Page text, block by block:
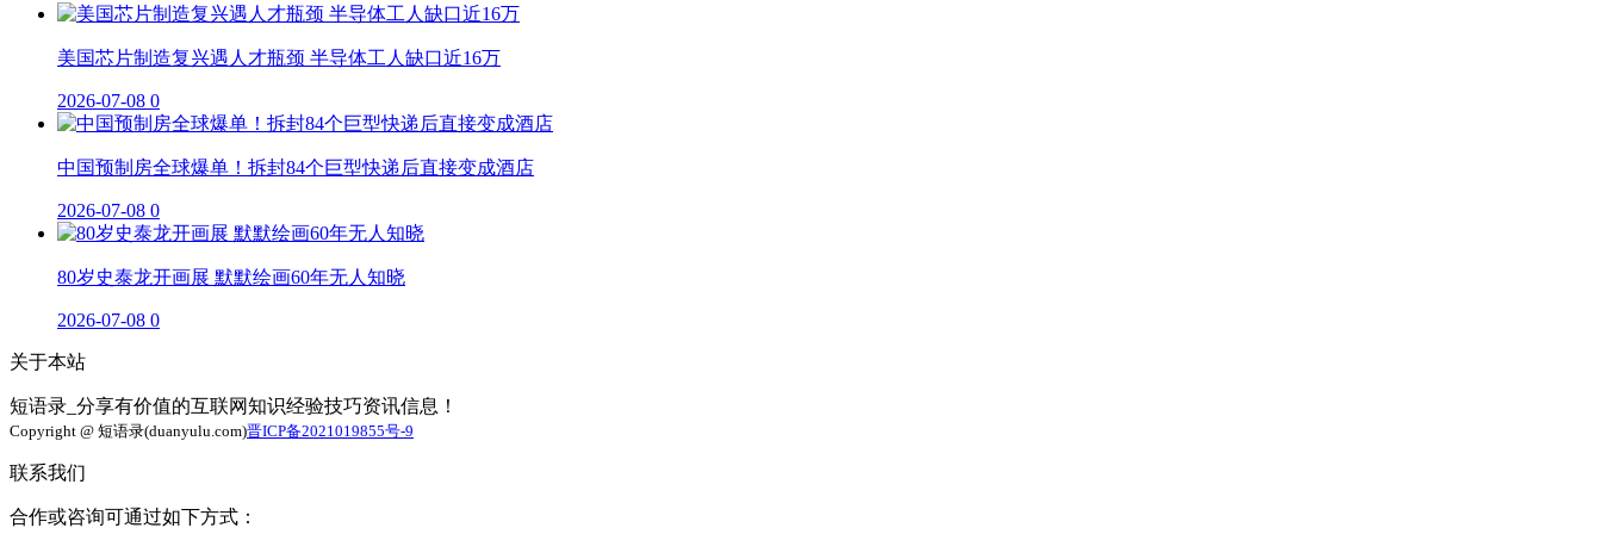
美国芯片制造复兴遇人才瓶颈 半导体工人缺口近16万
2026-07-08 0
中国预制房全球爆单！拆封84个巨型快递后直接变成酒店
2026-07-08 0
80岁史泰龙开画展 默默绘画60年无人知晓
2026-07-08 0
关于本站
短语录_分享有价值的互联网知识经验技巧资讯信息！
Copyright @ 短语录(duanyulu.com)晋ICP备2021019855号-9
联系我们
合作或咨询可通过如下方式：